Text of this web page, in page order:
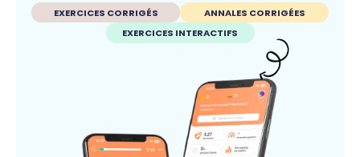
EXERCICES CORRIGÉS
ANNALES CORRIGÉES
EXERCICES INTERACTIFS